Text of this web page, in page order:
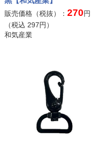
販売価格（税抜）： 270円
（税込 297円）
和気産業